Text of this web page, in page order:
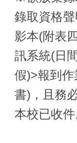
錄取資格
影本(附表
訊系統(日
假)>報到
書)，且務
本校已收件